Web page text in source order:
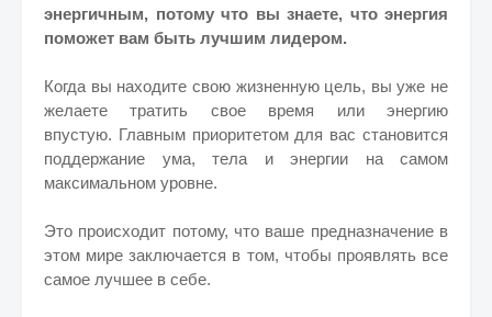
энергичным, потому что вы знаете, что энергия
поможет вам быть лучшим лидером.
Когда вы находите свою жизненную цель, вы уже не
желаете тратить свое время или энергию
впустую. Главным приоритетом для вас становится
поддержание ума, тела и энергии на самом
максимальном уровне.
Это происходит потому, что ваше предназначение в
этом мире заключается в том, чтобы проявлять все
самое лучшее в себе.